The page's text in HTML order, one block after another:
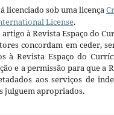
licenciado sob uma licença
License.
à Revista Espaço do
concordam em ceder,
à Revista Espaço do
e a permissão para que a
aos serviços de
julguem apropriados.